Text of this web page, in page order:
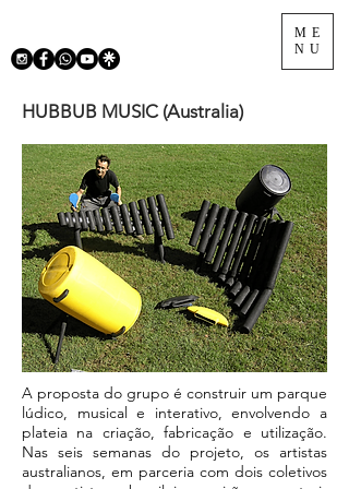
ME
NU
HUBBUB MUSIC (Australia)
A proposta do grupo é construir um parque
lúdico, musical e interativo, envolvendo a
plateia na criação, fabricação e utilização.
Nas seis semanas do projeto, os artistas
australianos, em parceria com dois coletivos